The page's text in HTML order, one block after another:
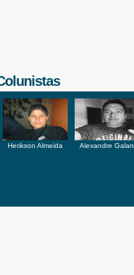
Herikson Almeida Alexandre Galan